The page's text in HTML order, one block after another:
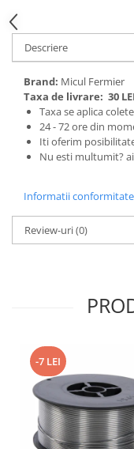
Zootehnie
Incubatoare, oparitoare
deplumatoare
Echipamente pentru
Aparate de tuns
Piese si accesorii
animale
Tarcuri animale
Roabe & accesorii
Corturi, Prelate si
Lopeti zapada
Zdrobitoare si teascuri
Teascuri
Zdrobitoare electrice
Zdrobitoare electrice &
Descriere
Brand: Micul Fermier
Taxa de livrare: 30
Taxa se aplica
24 - 72 ore din
Iti oferim
Nu esti multumit?
Informatii
Review-uri(0)
-7 LEI